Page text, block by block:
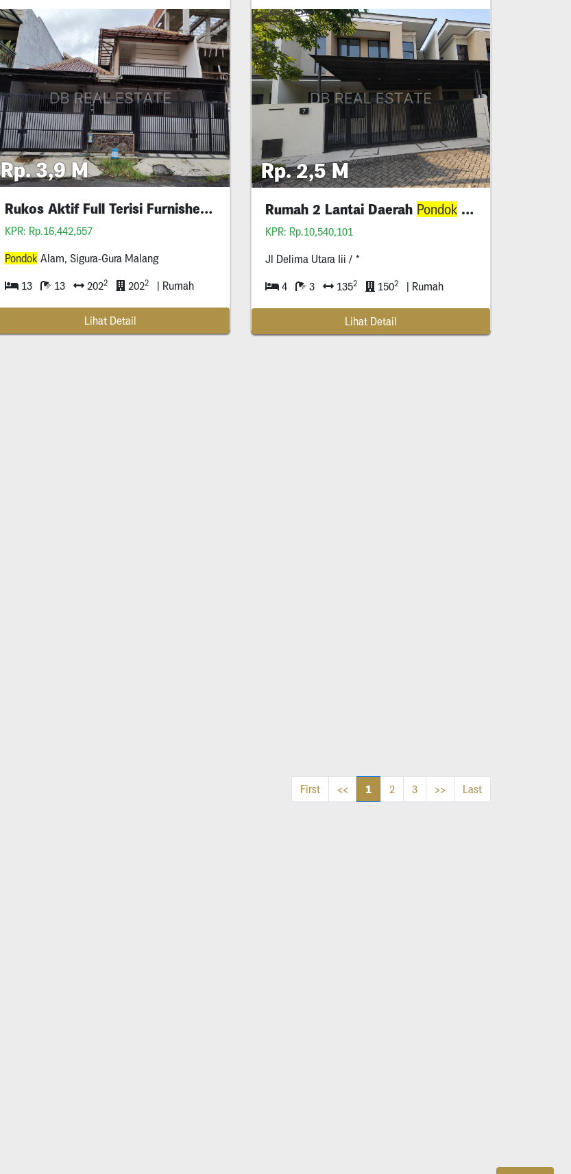
Rp. 3,9 M
Rukos Aktif Full Terisi Furnished Kawasan Kampus
KPR: Rp.16,442,557
Pondok Alam, Sigura-Gura Malang
13 13 2022 2022 | Rumah
Lihat Detail
Rp. 2,5 M
Rumah 2 Lantai Daerah Pondok
KPR: Rp.10,540,101
Jl Delima Utara Iii / *
4 3 1352 1502 | Rumah
Lihat Detail
First << 1 2 3 >> Last